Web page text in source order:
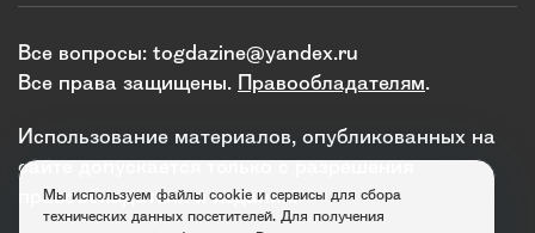
Все вопросы: togdazine@yandex.ru
Все права защищены. Правообладателям.
Использование материалов, опубликованных на
сайте допускается только с разрешения
правообладателя и издания.
Мы используем файлы cookie и сервисы для сбора
технических данных посетителей. Для получения